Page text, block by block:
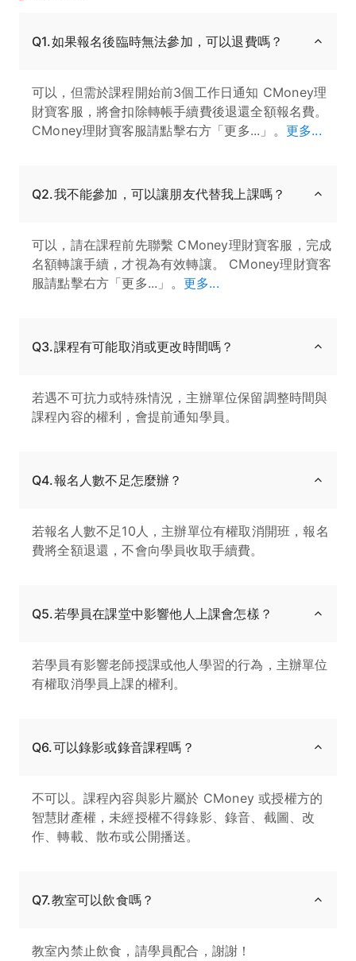
Q1.如果報名後臨時無法參加，可以退費嗎？
可以，但需於課程開始前3個工作日通知 CMoney理
財寶客服，將會扣除轉帳手續費後退還全額報名費。
CMoney理財寶客服請點擊右方「更多...」。 更多...
Q2.我不能參加，可以讓朋友代替我上課嗎？
可以，請在課程前先聯繫 CMoney理財寶客服，完成
名額轉讓手續，才視為有效轉讓。 CMoney理財寶客
服請點擊右方「更多...」。 更多...
Q3.課程有可能取消或更改時間嗎？
若遇不可抗力或特殊情況，主辦單位保留調整時間與
課程內容的權利，會提前通知學員。
Q4.報名人數不足怎麼辦？
若報名人數不足10人，主辦單位有權取消開班，報名
費將全額退還，不會向學員收取手續費。
Q5.若學員在課堂中影響他人上課會怎樣？
若學員有影響老師授課或他人學習的行為，主辦單位
有權取消學員上課的權利。
Q6.可以錄影或錄音課程嗎？
不可以。課程內容與影片屬於 CMoney 或授權方的
智慧財產權，未經授權不得錄影、錄音、截圖、改
作、轉載、散布或公開播送。
Q7.教室可以飲食嗎？
教室內禁止飲食，請學員配合，謝謝！